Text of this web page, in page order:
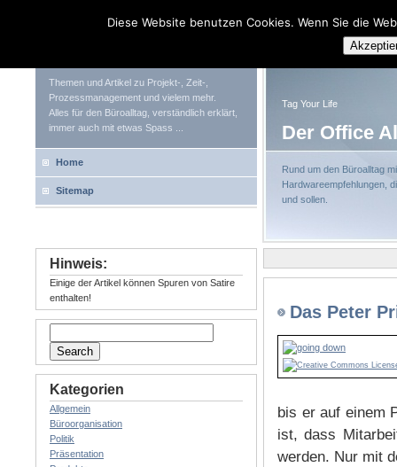
Themen und Artikel zu Projekt-, Zeit-,
Prozessmanagement und vielem mehr.
Alles für den Büroalltag, verständlich erklärt,
immer auch mit etwas Spass ...
Tag Your Life
Der Office
Rund um den Büroalltag
Hardwareempfehlungen,
und sollen.
Home
Sitemap
Das Peter
bis er auf einem
ist, dass
werden. Nur mit
Hinweis:
Einige der Artikel können Spuren von Satire
enthalten!
Kategorien
Allgemein
Büroorganisation
Politik
Präsentation
Diese Website benutzen Cookies. Wenn Sie die